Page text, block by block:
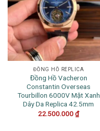
ĐỒNG HỒ REPLICA
Đồng Hồ Vacheron
Constantin Overseas
Tourbillon 6000V Mặt Xanh
Dây Da Replica 42.5mm
22.500.000₫